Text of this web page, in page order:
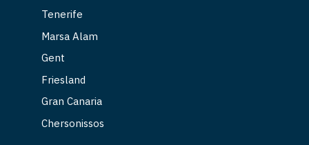
Tenerife
Marsa Alam
Gent
Friesland
Gran Canaria
Chersonissos